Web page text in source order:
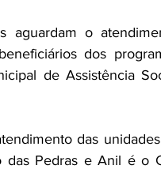
aguardam o
dos
de Assistência
das
das Pedras e Anil é o